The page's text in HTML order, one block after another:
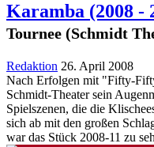
Karamba (2008 -
Tournee (Schmidt
Redaktion 26. April 2008
Nach Erfolgen mit "Fifty-
Schmidt-Theater sein
Spielszenen, die die
sich ab mit den großen
war das Stück 2008-11 zu